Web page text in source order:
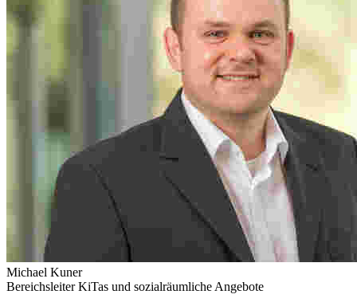
Michael Kuner
Bereichsleiter KiTas und sozialräumliche Angebote